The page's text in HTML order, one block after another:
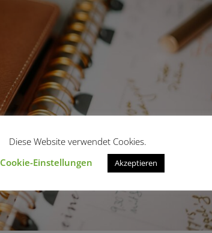
Diese Website verwendet Cookies.
Cookie-Einstellungen
Akzeptieren